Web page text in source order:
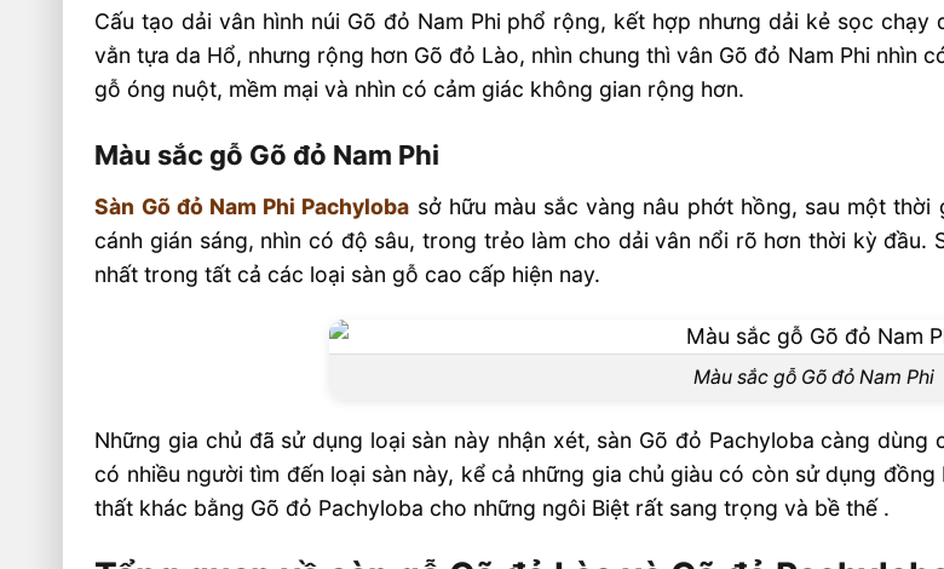
Cấu tạo dải vân hình núi Gõ đỏ Nam Phi phổ rộng, kết hợp nhưng dải kẻ sọc
vằn tựa da Hổ, nhưng rộng hơn Gõ đỏ Lào, nhìn chung thì vân Gõ đỏ Nam Phi nhìn
gỗ óng nuột, mềm mại và nhìn có cảm giác không gian rộng hơn.
Màu sắc gỗ Gõ đỏ Nam Phi
Sàn Gõ đỏ Nam Phi Pachyloba sở hữu màu sắc vàng nâu phớt hồng, sau một
cánh gián sáng, nhìn có độ sâu, trong trẻo làm cho dải vân nổi rõ hơn thời kỳ đầu.
nhất trong tất cả các loại sàn gỗ cao cấp hiện nay.
Màu sắc gỗ Gõ đỏ Nam Phi
Những gia chủ đã sử dụng loại sàn này nhận xét, sàn Gõ đỏ Pachyloba càng
có nhiều người tìm đến loại sàn này, kể cả những gia chủ giàu có còn sử dụng
thất khác bằng Gõ đỏ Pachyloba cho những ngôi Biệt rất sang trọng và bề thế .